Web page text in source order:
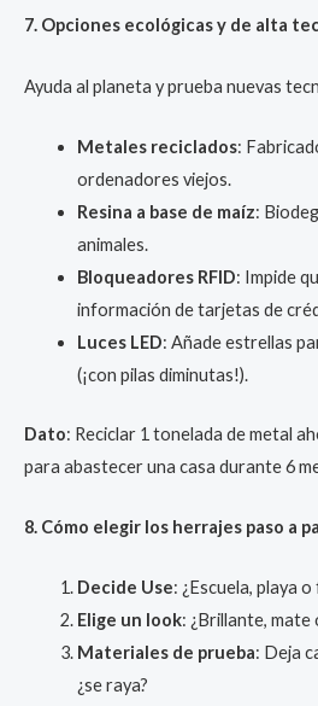
7. Opciones ecológicas y de alta
Ayuda al planeta y prueba nuevas
Metales reciclados:
ordenadores viejos.
Resina a base de maíz:
animales.
Bloqueadores RFID: Impide
información de tarjetas de
Luces LED: Añade estrellas
(¡con pilas diminutas!).
Dato: Reciclar 1 tonelada de metal
para abastecer una casa durante 6
8. Cómo elegir los herrajes paso a
Decide Use: ¿Escuela, playa o
Elige un look: ¿Brillante, mate
Materiales de prueba: Deja
¿se raya?